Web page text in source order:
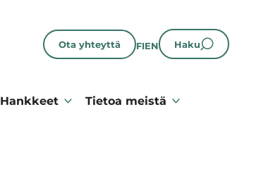
Ota yhteyttä FIEN Haku
Hankkeet Tietoa meistä